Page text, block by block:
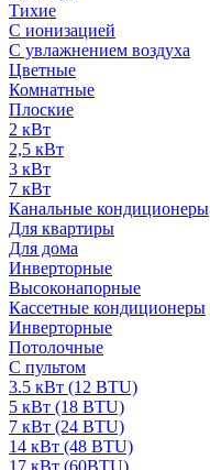
Тихие
С ионизацией
С увлажнением воздуха
Цветные
Комнатные
Плоские
2 кВт
2,5 кВт
3 кВт
7 кВт
Канальные кондиционеры
Для квартиры
Для дома
Инверторные
Высоконапорные
Кассетные кондиционеры
Инверторные
Потолочные
С пультом
3.5 кВт (12 BTU)
5 кВт (18 BTU)
7 кВт (24 BTU)
14 кВт (48 BTU)
17 кВт (60BTU)